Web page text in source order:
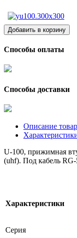
Способы оплаты
Способы доставки
Описание
U-100, прижимная
(uhf). Под кабель
Характеристики
Серия